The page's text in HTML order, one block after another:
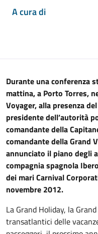
A cura di
Durante una conferenza
mattina, a Porto Torres,
Voyager, alla presenza
presidente dell’autorità
comandante della
comandante della Grand
annunciato il piano degli
compagnia spagnola
dei mari Carnival
novembre 2012.
La Grand Holiday, la
transatlantici delle